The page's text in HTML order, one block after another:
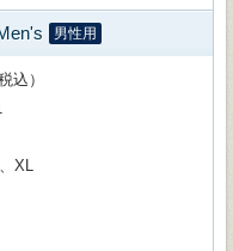
男性用
込）
XL